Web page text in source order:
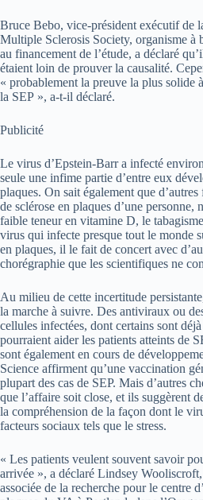
Bruce Bebo, vice-président exécutif de
Multiple Sclerosis Society, organisme
au financement de l’étude, a déclaré
étaient loin de prouver la causalité.
« probablement la preuve la plus solide
la SEP », a-t-il déclaré.
Publicité
Le virus d’Epstein-Barr a infecté
seule une infime partie d’entre eux
plaques. On sait également que
de sclérose en plaques d’une personne,
faible teneur en vitamine D, le
virus qui infecte presque tout le monde
en plaques, il le fait de concert avec
chorégraphie que les scientifiques ne
Au milieu de cette incertitude
la marche à suivre. Des antiviraux ou
cellules infectées, dont certains sont
pourraient aider les patients atteints de
sont également en cours de
Science affirment qu’une vaccination
plupart des cas de SEP. Mais d’autres
que l’affaire soit close, et ils suggèrent
la compréhension de la façon dont le
facteurs sociaux tels que le stress.
« Les patients veulent souvent savoir
arrivée », a déclaré Lindsey
associée de la recherche pour le centre